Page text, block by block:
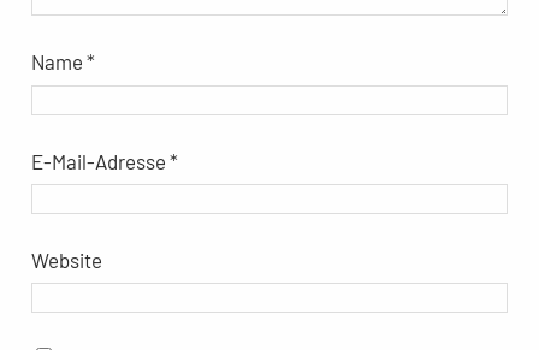
Name *
E-Mail-Adresse *
Website